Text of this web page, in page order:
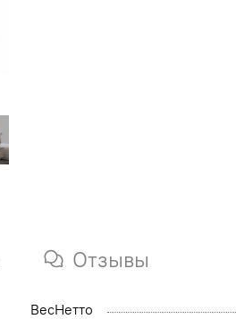
Отзывы
ВесНетто